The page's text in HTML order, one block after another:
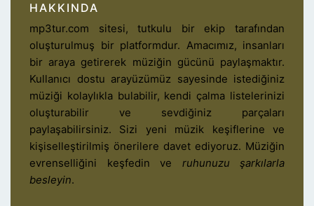
HAKKINDA
mp3tur.com sitesi, tutkulu bir ekip tarafından
oluşturulmuş bir platformdur. Amacımız, insanları
bir araya getirerek müziğin gücünü paylaşmaktır.
Kullanıcı dostu arayüzümüz sayesinde istediğiniz
müziği kolaylıkla bulabilir, kendi çalma listelerinizi
oluşturabilir ve sevdiğiniz parçaları
paylaşabilirsiniz. Sizi yeni müzik keşiflerine ve
kişiselleştirilmiş önerilere davet ediyoruz. Müziğin
evrenselliğini keşfedin ve ruhunuzu şarkılarla
besleyin.